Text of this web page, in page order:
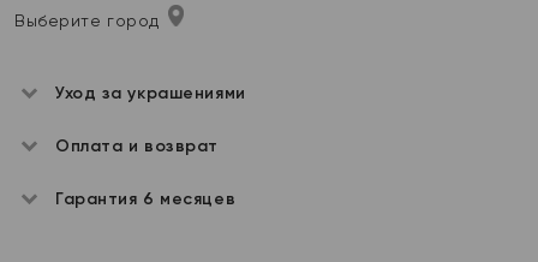
Выберите город
Уход за украшениями
Оплата и возврат
Гарантия 6 месяцев